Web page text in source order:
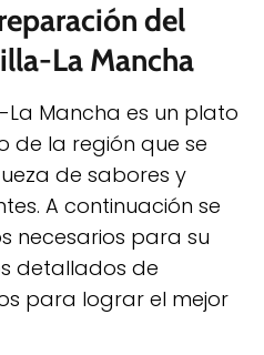
del
La Mancha
La Mancha es un plato
de la región que se
de sabores y
A continuación se
necesarios para su
detallados de
para lograr el mejor